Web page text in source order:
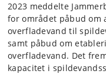
2023 meddelte
for området påbud om
overfladevand til
samt påbud om
overfladevand. Det
kapacitet i